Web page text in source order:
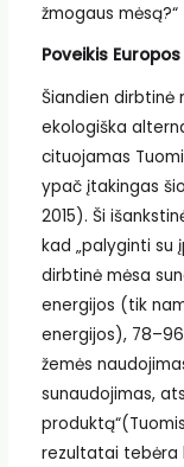
žmogaus
Poveikis
Šiandien dirbtinė
ekologiška
cituojamas
ypač įtakingas
2015). Ši
kad „palyginti su
dirbtinė mėsa
energijos (tik
energijos),
žemės
sunaudojimas,
rezultatai tebėra